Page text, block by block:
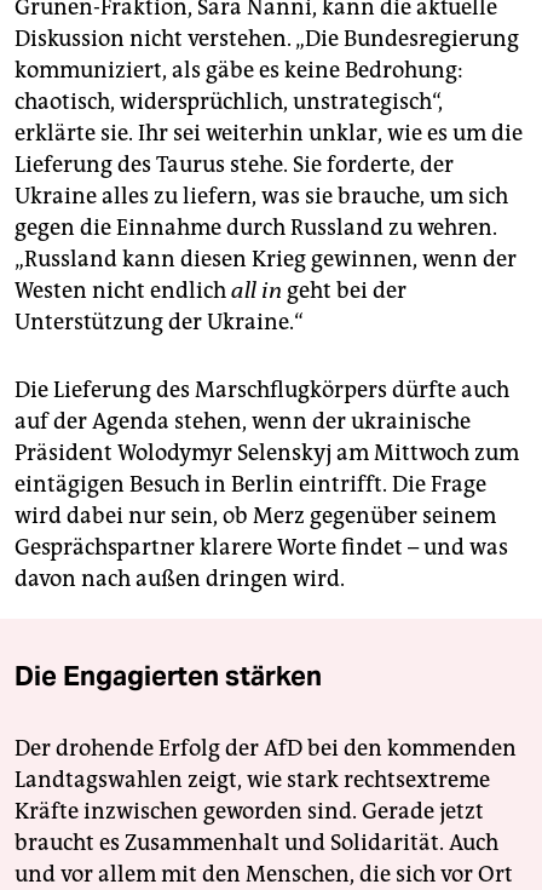
Grünen-Fraktion, Sara Nanni, kann die aktuelle
Diskussion nicht verstehen. „Die Bundesregierung
kommuniziert, als gäbe es keine Bedrohung:
chaotisch, widersprüchlich, unstrategisch“,
erklärte sie. Ihr sei weiterhin unklar, wie es um die
Lieferung des Taurus stehe. Sie forderte, der
Ukraine alles zu liefern, was sie brauche, um sich
gegen die Einnahme durch Russland zu wehren.
„Russland kann diesen Krieg gewinnen, wenn der
Westen nicht endlichall in geht bei der
Unterstützung der Ukraine.“
Die Lieferung des Marschflugkörpers dürfte auch
auf der Agenda stehen, wenn der ukrainische
Präsident Wolodymyr Selenskyj am Mittwoch zum
eintägigen Besuch in Berlin eintrifft. Die Frage
wird dabei nur sein, ob Merz gegenüber seinem
Gesprächspartner klarere Worte findet – und was
davon nach außen dringen wird.
Die Engagierten stärken
Der drohende Erfolg der AfD bei den kommenden
Landtagswahlen zeigt, wie stark rechtsextreme
Kräfte inzwischen geworden sind. Gerade jetzt
braucht es Zusammenhalt und Solidarität. Auch
und vor allem mit den Menschen, die sich vor Ort